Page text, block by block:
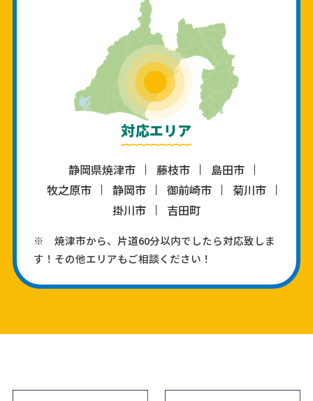
対応エリア
静岡県焼津市 藤枝市
島田市
牧之原市
静岡市 御前崎市
菊川市
掛川市
吉田町
※ 焼津市から、片道60分以内でしたら対応致しま
す！その他エリアもご相談ください！